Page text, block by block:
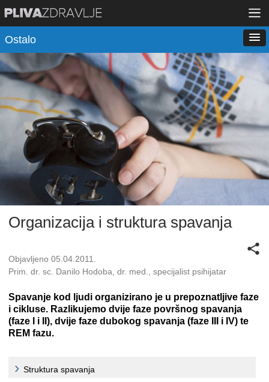
Ostalo
Organizacija i struktura spavanja
Objavljeno 05.04.2011.
Prim. dr. sc. Danilo Hodoba, dr. med., specijalist psihijatar
Spavanje kod ljudi organizirano je u prepoznatljive faze
i cikluse. Razlikujemo dvije faze površnog spavanja
(faze I i II), dvije faze dubokog spavanja (faze III i IV) te
REM fazu.
Struktura spavanja